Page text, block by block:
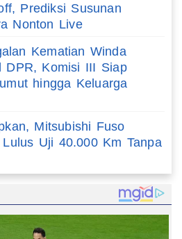
Prediksi Susunan
Nonton Live
Kematian Winda
DPR, Komisi III Siap
hingga Keluarga
Mitsubishi Fuso
Uji 40.000 Km Tanpa